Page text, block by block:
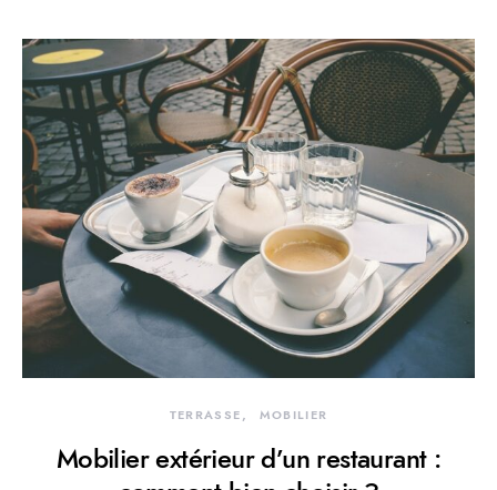
TERRASSE MOBILIER
Mobilier extérieur d’un restaurant :